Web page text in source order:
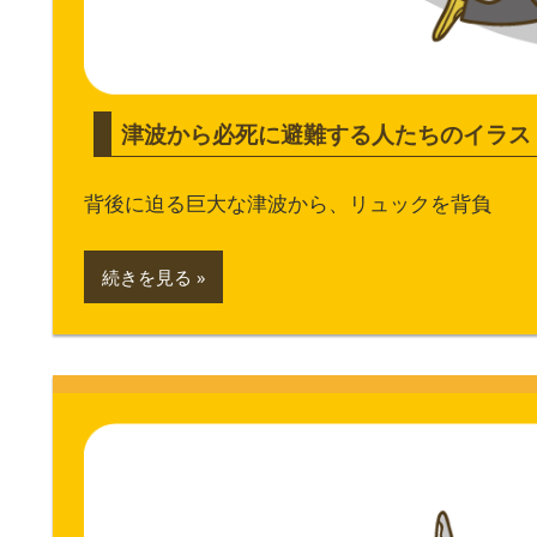
津波から必死に避難する人たちのイラス
背後に迫る巨大な津波から、リュックを背負
続きを見る